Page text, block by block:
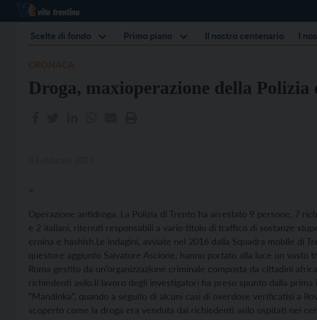
Scelte di fondo Primo piano Il nostro centenario I
Droga, maxioperazione della Polizia
>
Operazione antidroga. La Polizia di Trento ha arrestato 9 persone, 7
e 2 italiani, ritenuti responsabili a vario titolo di traffico di sostanze
eroina e hashish.Le indagini, avviate nel 2016 dalla Squadra mobile di
questore aggiunto Salvatore Ascione, hanno portato alla luce un vasto
Roma gestito da un’organizzazione criminale composta da cittadini
richiedenti asilo.Il lavoro degli investigatori ha preso spunto dalla prima
“Mandinka”, quando a seguito di alcuni casi di overdose verificatisi a
scoperto come la droga era venduta dai richiedenti asilo ospitati nei